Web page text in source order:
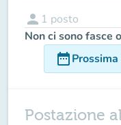
person 1 posto
Non ci sono fasce
date_range
Postazione